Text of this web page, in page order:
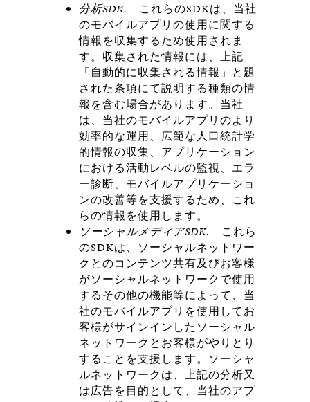
分析SDK. これらのSDKは、当社
のモバイルアプリの使用に関する
情報を収集するため使用されま
す。収集された情報には、上記
「自動的に収集される情報」と題
された条項にて説明する種類の情
報を含む場合があります。当社
は、当社のモバイルアプリのより
効率的な運用、広範な人口統計学
的情報の収集、アプリケーション
における活動レベルの監視、エラ
ー診断、モバイルアプリケーショ
ンの改善等を支援するため、これ
らの情報を使用します。
ソーシャルメディアSDK. これら
のSDKは、ソーシャルネットワー
クとのコンテンツ共有及びお客様
がソーシャルネットワークで使用
するその他の機能等によって、当
社のモバイルアプリを使用してお
客様がサインインしたソーシャル
ネットワークとお客様がやりとり
することを支援します。ソーシャ
ルネットワークは、上記の分析又
は広告を目的として、当社のアプ